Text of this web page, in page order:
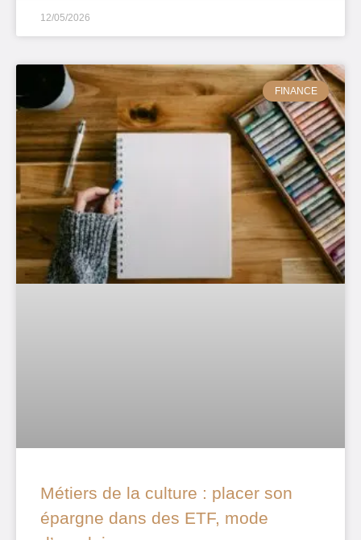
12/05/2026
FINANCE
Métiers de la culture : placer son
épargne dans des ETF, mode